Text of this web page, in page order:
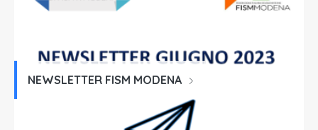
NEWSLETTER FISM MODENA